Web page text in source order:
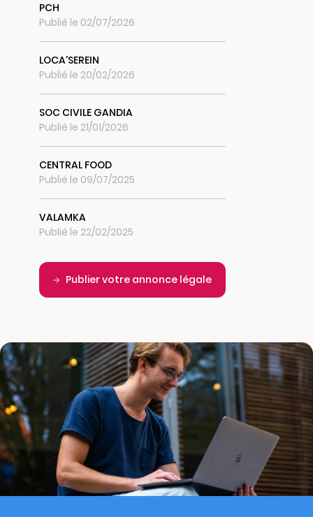
PCH
Publié le 02/07/2026
LOCA'SEREIN
Publié le 20/02/2026
SOC CIVILE GANDIA
Publié le 21/01/2026
CENTRAL FOOD
Publié le 09/07/2025
VALAMKA
Publié le 22/02/2025
Publier votre annonce légale